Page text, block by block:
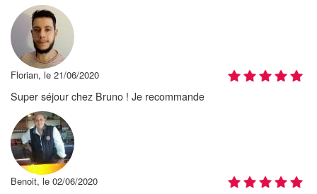
Florian, le 21/06/2020
Super séjour chez Bruno ! Je recommande
Benoit, le 02/06/2020